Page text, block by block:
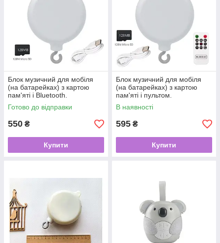
Блок музичний для мобіля
(на батарейках) з картою
пам'яті і Bluetooth.
Готово до відправки
550 ₴
Купити
Блок музичний для мобіля
(на батарейках) з картою
пам'яті і пультом.
В наявності
595 ₴
Купити